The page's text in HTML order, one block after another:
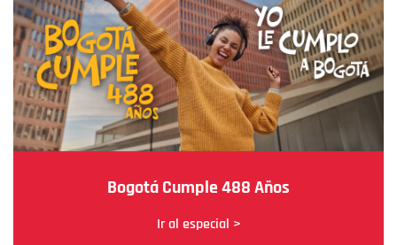
Bogotá Cumple 488 Años
Ir al especial >